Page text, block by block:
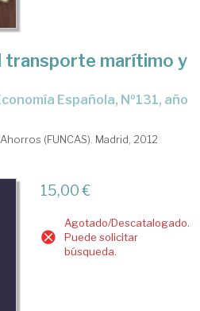
transporte marítimo y
(FUNCAS). Madrid, 2012
15,00 €
Agotado/Descatalogado.
Puede solicitar
búsqueda.